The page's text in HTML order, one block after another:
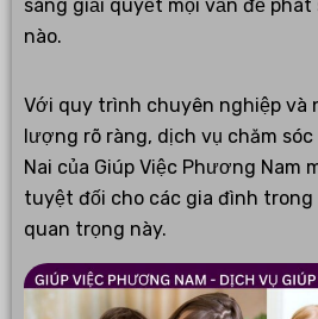
sàng giải quyết mọi vấn đề
nào.
Với quy trình chuyên nghiệp và
lượng rõ ràng, dịch vụ chăm
Nai của Giúp Việc Phương Nam
tuyệt đối cho các gia đình trong
quan trọng này.